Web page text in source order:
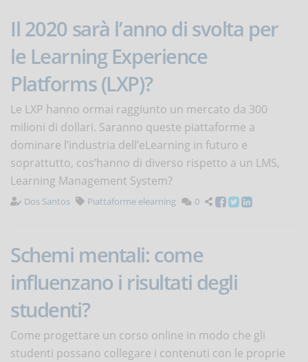
Il 2020 sarà l’anno di svolta per
le Learning Experience
Platforms (LXP)?
Le LXP hanno ormai raggiunto un mercato da 300
milioni di dollari. Saranno queste piattaforme a
dominare l’industria dell’eLearning in futuro e
soprattutto, cos’hanno di diverso rispetto a un LMS,
Learning Management System?
Dos Santos Piattaforme elearning 0
Schemi mentali: come
influenzano i risultati degli
studenti?
Come progettare un corso online in modo che gli
studenti possano collegare i contenuti con le proprie